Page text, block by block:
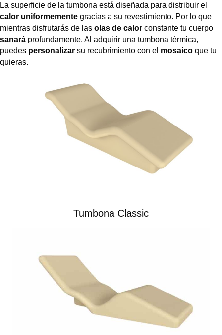
La superficie de la tumbona está diseñada para distribuir el
calor uniformemente gracias a su revestimiento. Por lo que
mientras disfrutarás de las olas de calor constante tu cuerpo
sanará profundamente. Al adquirir una tumbona térmica,
puedes personalizar su recubrimiento con el mosaico que tu
quieras.
Tumbona Classic